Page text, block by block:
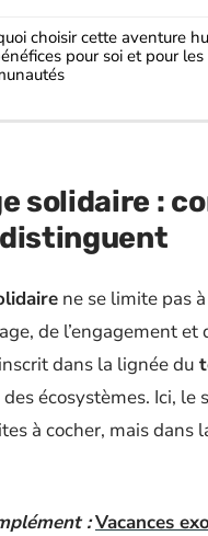
choisir cette aventure
pour soi et pour les
solidaire :
ne se limite pas
de l’engagement
dans la lignée du
écosystèmes. Ici,
à cocher, mais
:Vacances